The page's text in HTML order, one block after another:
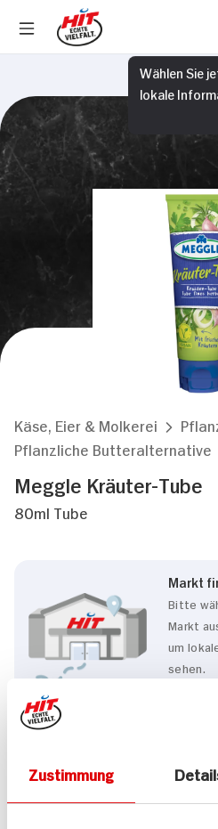
Zustimmung
Wählen Sie
lokale
Käse, Eier & Molkerei
Pflanzliche Butteralternative
Meggle Kräuter-Tube
80ml Tube
Markt
Bitte
Markt
um
sehen.